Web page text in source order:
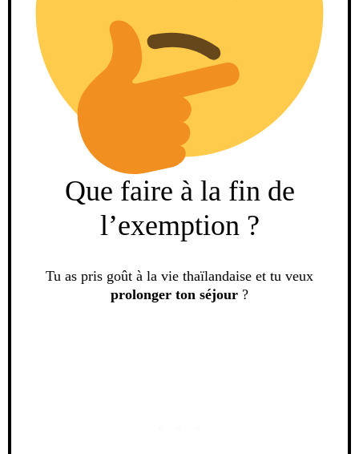
Que faire à la fin de
l’exemption ?
Tu as pris goût à la vie thaïlandaise et tu veux
prolonger ton séjour ?